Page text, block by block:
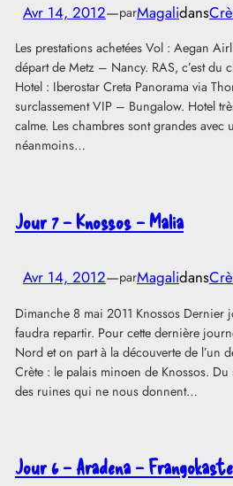
Avr 14, 2012—parMagalidans
Les prestations achetées Vol : Aegan
départ de Metz – Nancy. RAS, c’est du
Hotel : Iberostar Creta Panorama via
surclassement VIP – Bungalow. Hotel
calme. Les chambres sont grandes avec
néanmoins…
Jour 7 – Knossos – Malia
Avr 14, 2012—parMagalidans
Dimanche 8 mai 2011 Knossos Dernier
faudra repartir. Pour cette dernière
Nord et on part à la découverte de l’un
Crète : le palais minoen de Knossos. Du
des ruines qui ne nous donnent…
Jour 6 – Aradena –